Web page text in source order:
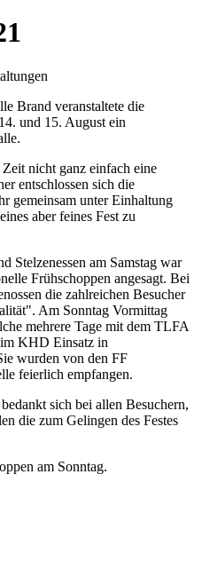
Brand veranstaltete die
und 15. August ein
nicht ganz einfach eine
entschlossen sich die
gemeinsam unter Einhaltung
aber feines Fest zu
Stelzenessen am Samstag war
Frühschoppen angesagt. Bei
die zahlreichen Besucher
Am Sonntag Vormittag
mehrere Tage mit dem TLFA
KHD Einsatz in
wurden von den FF
feierlich empfangen.
sich bei allen Besuchern,
die zum Gelingen des Festes
am Sonntag.